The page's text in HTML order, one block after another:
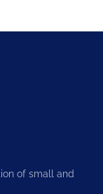
of small and